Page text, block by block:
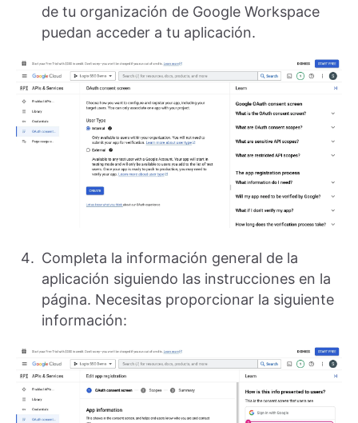
de tu organización de Google Workspace
puedan acceder a tu aplicación.
Completa la información general de la
aplicación siguiendo las instrucciones en la
página. Necesitas proporcionar la siguiente
información: